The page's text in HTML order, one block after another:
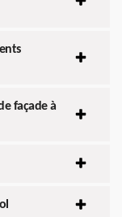
façade à